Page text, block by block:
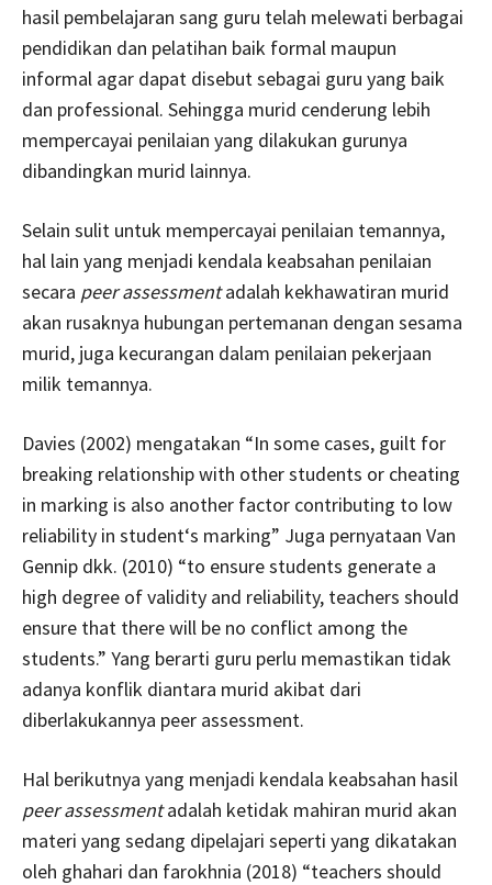
hasil pembelajaran sang guru telah melewati berbagai
pendidikan dan pelatihan baik formal maupun
informal agar dapat disebut sebagai guru yang baik
dan professional. Sehingga murid cenderung lebih
mempercayai penilaian yang dilakukan gurunya
dibandingkan murid lainnya.
Selain sulit untuk mempercayai penilaian temannya,
hal lain yang menjadi kendala keabsahan penilaian
secara peer assessmentadalah kekhawatiran murid
akan rusaknya hubungan pertemanan dengan sesama
murid, juga kecurangan dalam penilaian pekerjaan
milik temannya.
Davies (2002) mengatakan “In some cases, guilt for
breaking relationship with other students or cheating
in marking is also another factor contributing to low
reliability in student‘s marking” Juga pernyataan Van
Gennip dkk. (2010) “to ensure students generate a
high degree of validity and reliability, teachers should
ensure that there will be no conflict among the
students.” Yang berarti guru perlu memastikan tidak
adanya konflik diantara murid akibat dari
diberlakukannya peer assessment.
Hal berikutnya yang menjadi kendala keabsahan hasil
peer assessmentadalah ketidak mahiran murid akan
materi yang sedang dipelajari seperti yang dikatakan
oleh ghahari dan farokhnia (2018) “teachers should